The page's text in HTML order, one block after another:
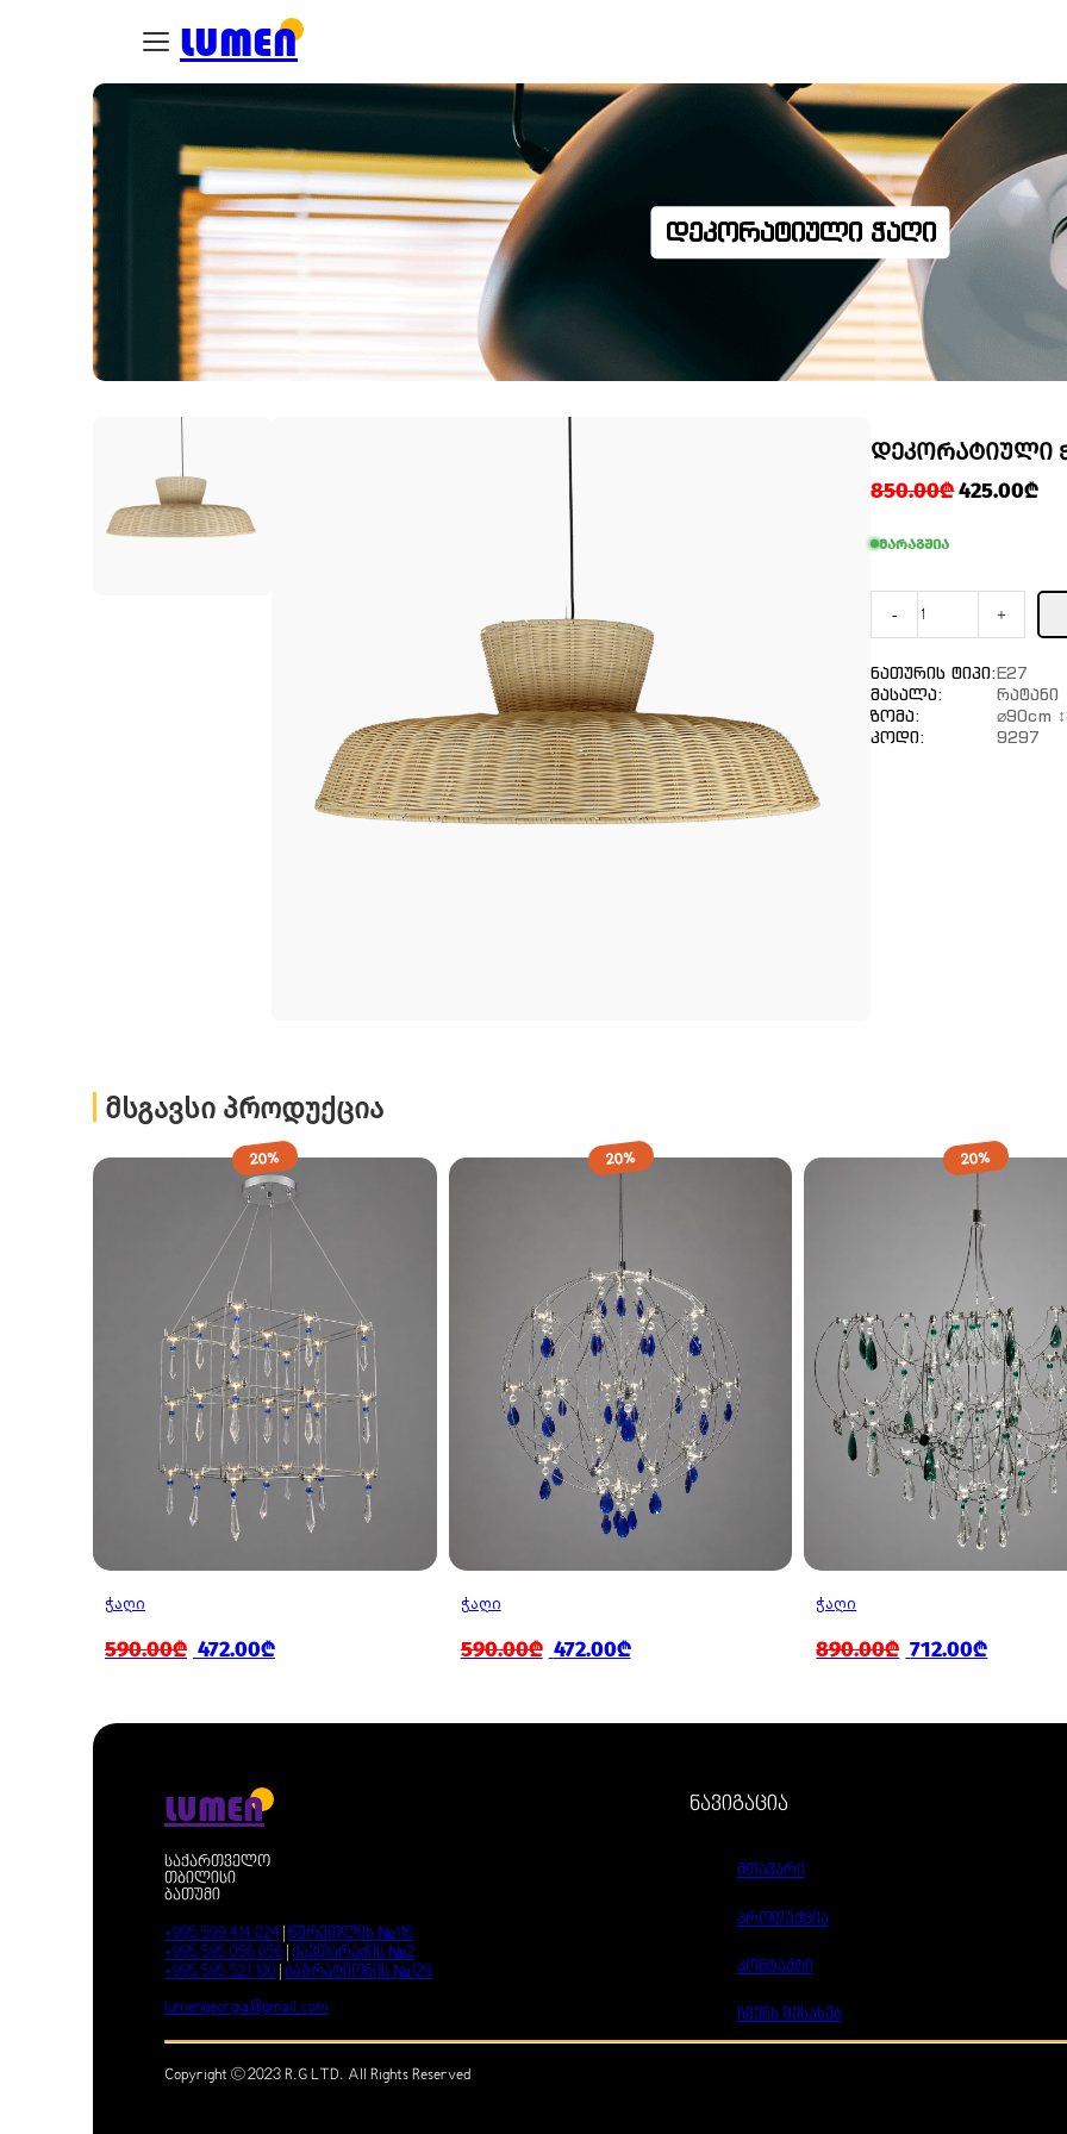
LUMEN
ᲓᲔᲙᲝᲠᲐᲢᲘᲣᲚᲘ ᲭᲐᲦᲘ
ᲓᲔᲙᲝᲠᲐᲢᲘᲣᲚᲘ
850.00₾425.00₾
მარაგშია
- +
Ნათურის Ტიპი:
Მასალა:
Ზომა:
Კოდი:
E27
Რატანი
⌀90cm
9297
ᲛᲡᲒᲐᲕᲡᲘ ᲞᲠᲝᲓᲣᲥᲪᲘᲐ
20%
ᲭᲐᲦᲘ
590.00₾ 472.00₾
20%
ᲭᲐᲦᲘ
590.00₾ 472.00₾
20%
ᲭᲐᲦᲘ
890.00₾ 712.00₾
LUMEN
საქართველო
თბილისი
ბათუმი
+995 599 414 024 წერეთლის №116
+995 595 056 656 ქავთარაძის №2
+995 595 521 100 ბაგრატიონის №129
lumengeorgia@gmail.com
ნავიგაცია
მთავარი
პროდუქცია
კონტაქტი
ჩვენს შესახებ
Copyright © 2023 R.G LTD. All Rights Reserved